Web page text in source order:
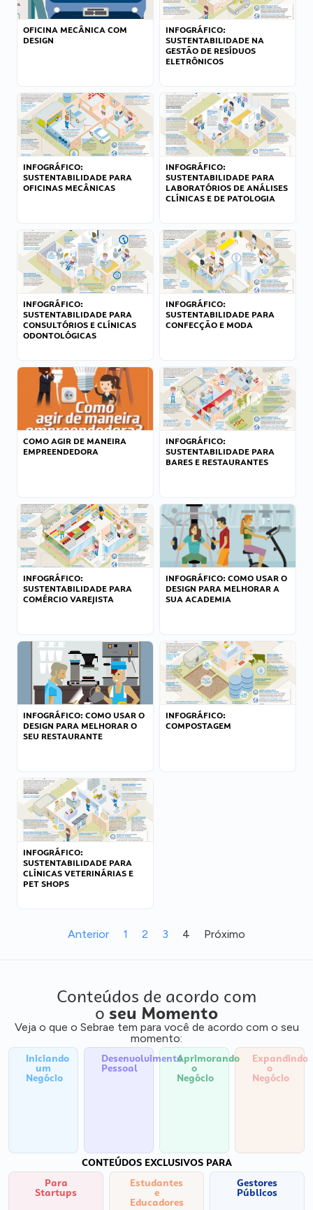
OFICINA MECÂNICA COM
DESIGN
INFOGRÁFICO:
SUSTENTABILIDADE NA
GESTÃO DE RESÍDUOS
ELETRÔNICOS
INFOGRÁFICO:
SUSTENTABILIDADE PARA
OFICINAS MECÂNICAS
INFOGRÁFICO:
SUSTENTABILIDADE PARA
LABORATÓRIOS DE ANÁLISES
CLÍNICAS E DE PATOLOGIA
INFOGRÁFICO:
SUSTENTABILIDADE PARA
CONSULTÓRIOS E CLÍNICAS
ODONTOLÓGICAS
INFOGRÁFICO:
SUSTENTABILIDADE PARA
CONFECÇÃO E MODA
COMO AGIR DE MANEIRA
EMPREENDEDORA
INFOGRÁFICO:
SUSTENTABILIDADE PARA
BARES E RESTAURANTES
INFOGRÁFICO:
SUSTENTABILIDADE PARA
COMÉRCIO VAREJISTA
INFOGRÁFICO: COMO USAR O
DESIGN PARA MELHORAR A
SUA ACADEMIA
INFOGRÁFICO: COMO USAR O
DESIGN PARA MELHORAR O
SEU RESTAURANTE
INFOGRÁFICO:
COMPOSTAGEM
INFOGRÁFICO:
SUSTENTABILIDADE PARA
CLÍNICAS VETERINÁRIAS E
PET SHOPS
Anterior 1 2 3 4 Próximo
Conteúdos de acordo com
o seu Momento
Veja o que o Sebrae tem para você de acordo com o seu
momento:
Iniciando
um
Negócio
Desenvolvimento
Pessoal
Aprimorando
o
Negócio
Expandindo
o
Negócio
CONTEÚDOS EXCLUSIVOS PARA
Para
Startups
Estudantes
e
Educadores
Gestores
Públicos